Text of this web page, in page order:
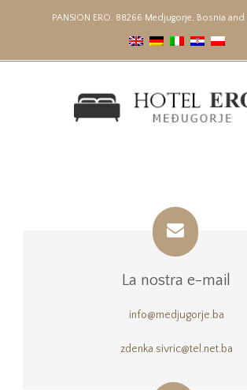
PANSION ERO. 88266 Medjugorje, Bosnia
La nostra e-mail
info@medjugorje.ba
zdenka.sivric@tel.net.ba